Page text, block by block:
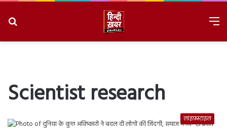
Scientist research
लाइफ़स्टाइल